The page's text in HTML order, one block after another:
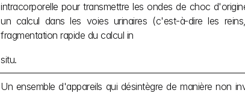
intracorporelle pour transmettre les ondes de choc
un calcul dans les voies urinaires (c'est-à-dire les
fragmentation rapide du calcul in
situ.
Un ensemble d'appareils qui désintègre de manière non